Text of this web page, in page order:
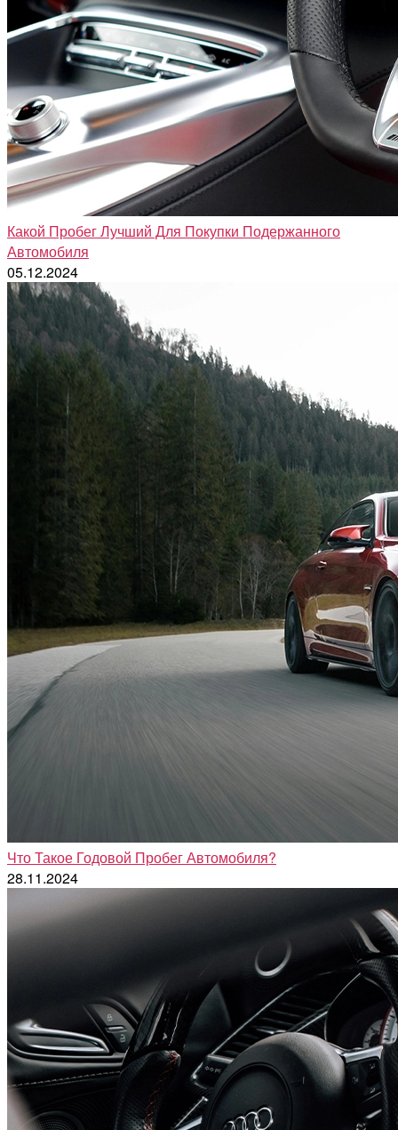
Какой Пробег Лучший Для Покупки Подержанного
Автомобиля
05.12.2024
Что Такое Годовой Пробег Автомобиля?
28.11.2024